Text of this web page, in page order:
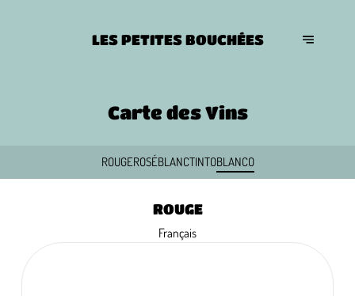
LES PETITES BOUCHÉES
Carte des Vins
ROUGEROSÉBLANCTINTOBLANCO
ROUGE
Français